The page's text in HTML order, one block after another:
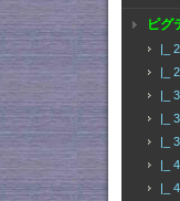
ピグ
|_
|_
|_
|_
|_
|_
|_